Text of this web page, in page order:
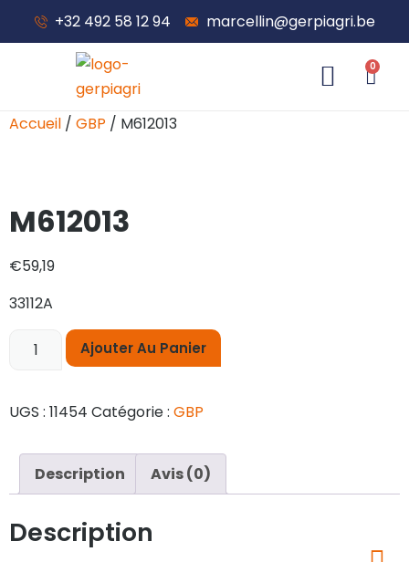
+32 492 58 12 94 marcellin@gerpiagri.be
0
Accueil / GBP / M612013
M612013
€59,19
33112A
Ajouter Au Panier
UGS : 11454 Catégorie : GBP
Description Avis (0)
Description